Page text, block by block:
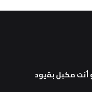
أنت مكبل بقيود